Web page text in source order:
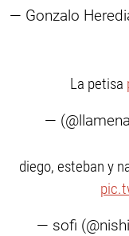
— Gonzalo
La petisa
—
diego, esteban y
— sofi